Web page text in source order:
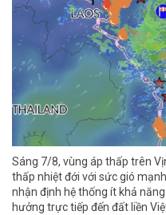
Sáng 7/8, vùng áp thấp trên
thấp nhiệt đới với sức gió
nhận định hệ thống ít khả
hưởng trực tiếp đến đất liền